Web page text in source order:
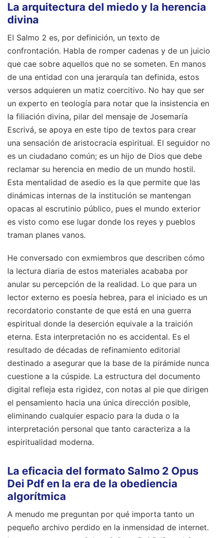
La arquitectura del miedo y la herencia
divina
El Salmo 2 es, por definición, un texto de
confrontación. Habla de romper cadenas y de un juicio
que cae sobre aquellos que no se someten. En manos
de una entidad con una jerarquía tan definida, estos
versos adquieren un matiz coercitivo. No hay que ser
un experto en teología para notar que la insistencia en
la filiación divina, pilar del mensaje de Josemaría
Escrivá, se apoya en este tipo de textos para crear
una sensación de aristocracia espiritual. El seguidor no
es un ciudadano común; es un hijo de Dios que debe
reclamar su herencia en medio de un mundo hostil.
Esta mentalidad de asedio es la que permite que las
dinámicas internas de la institución se mantengan
opacas al escrutinio público, pues el mundo exterior
es visto como ese lugar donde los reyes y pueblos
traman planes vanos.
He conversado con exmiembros que describen cómo
la lectura diaria de estos materiales acababa por
anular su percepción de la realidad. Lo que para un
lector externo es poesía hebrea, para el iniciado es un
recordatorio constante de que está en una guerra
espiritual donde la deserción equivale a la traición
eterna. Esta interpretación no es accidental. Es el
resultado de décadas de refinamiento editorial
destinado a asegurar que la base de la pirámide nunca
cuestione a la cúspide. La estructura del documento
digital refleja esta rigidez, con notas al pie que dirigen
el pensamiento hacia una única dirección posible,
eliminando cualquier espacio para la duda o la
interpretación personal que tanto caracteriza a la
espiritualidad moderna.
La eficacia del formato Salmo 2 Opus
Dei Pdf en la era de la obediencia
algorítmica
A menudo me preguntan por qué importa tanto un
pequeño archivo perdido en la inmensidad de internet.